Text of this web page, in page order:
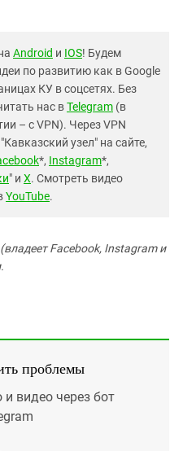
Android и IOS! Будем
по развитию как в Google
КУ в соцсетях. Без
нас вTelegram (в
– с VPN). Через VPN
узел" на сайте,
*, Instagram*,
" и X. Смотреть видео
YouTube.
Facebook, Instagram и
проблемы
видео через бот